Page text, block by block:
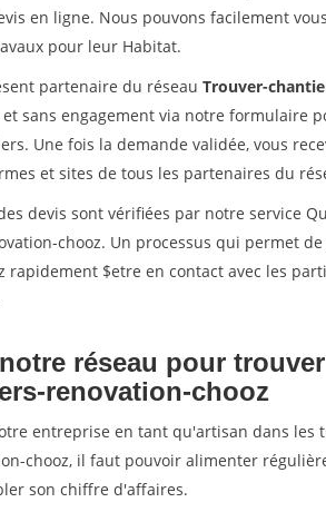
en ligne. Nous pouvons facilement
pour leur Habitat.
partenaire du réseau Trouver-
sans engagement via notre formulaire
Une fois la demande validée, vous
et sites de tous les partenaires du
devis sont vérifiées par notre service
chooz. Un processus qui permet
rapidement $etre en contact avec les
réseau pour
renovation-chooz
entreprise en tant qu'artisan dans les
chooz, il faut pouvoir alimenter
son chiffre d'affaires.